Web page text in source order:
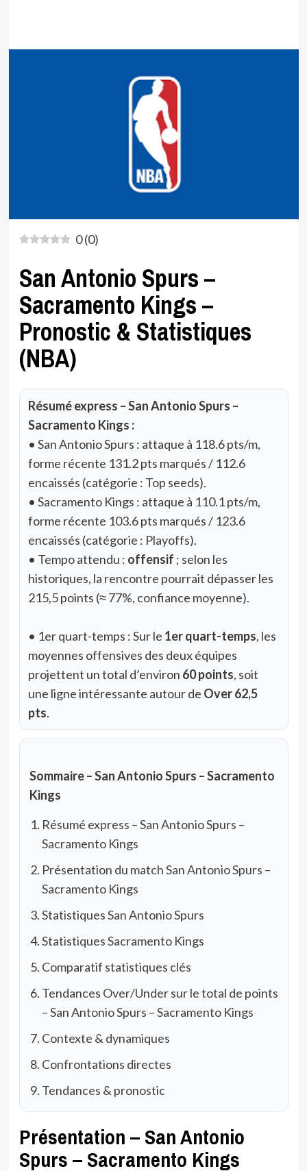
0(0)
San Antonio Spurs –
Sacramento Kings –
Pronostic & Statistiques
(NBA)
Résumé express – San Antonio Spurs –
Sacramento Kings :
• San Antonio Spurs : attaque à 118.6 pts/m,
forme récente 131.2 pts marqués / 112.6
encaissés (catégorie : Top seeds).
• Sacramento Kings : attaque à 110.1 pts/m,
forme récente 103.6 pts marqués / 123.6
encaissés (catégorie : Playoffs).
• Tempo attendu : offensif ; selon les
historiques, la rencontre pourrait dépasser les
215,5 points (≈ 77%, confiance moyenne).
• 1er quart-temps : Sur le 1er quart-temps, les
moyennes offensives des deux équipes
projettent un total d’environ 60 points, soit
une ligne intéressante autour de Over 62,5
pts.
Sommaire – San Antonio Spurs – Sacramento
Kings
Résumé express – San Antonio Spurs –
Sacramento Kings
Présentation du match San Antonio Spurs –
Sacramento Kings
Statistiques San Antonio Spurs
Statistiques Sacramento Kings
Comparatif statistiques clés
Tendances Over/Under sur le total de points
– San Antonio Spurs – Sacramento Kings
Contexte & dynamiques
Confrontations directes
Tendances & pronostic
Présentation – San Antonio
Spurs – Sacramento Kings